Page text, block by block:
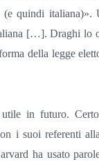
quindi italiana)».
[…]. Draghi lo
della legge
in futuro. Certo
i suoi referenti
ha usato